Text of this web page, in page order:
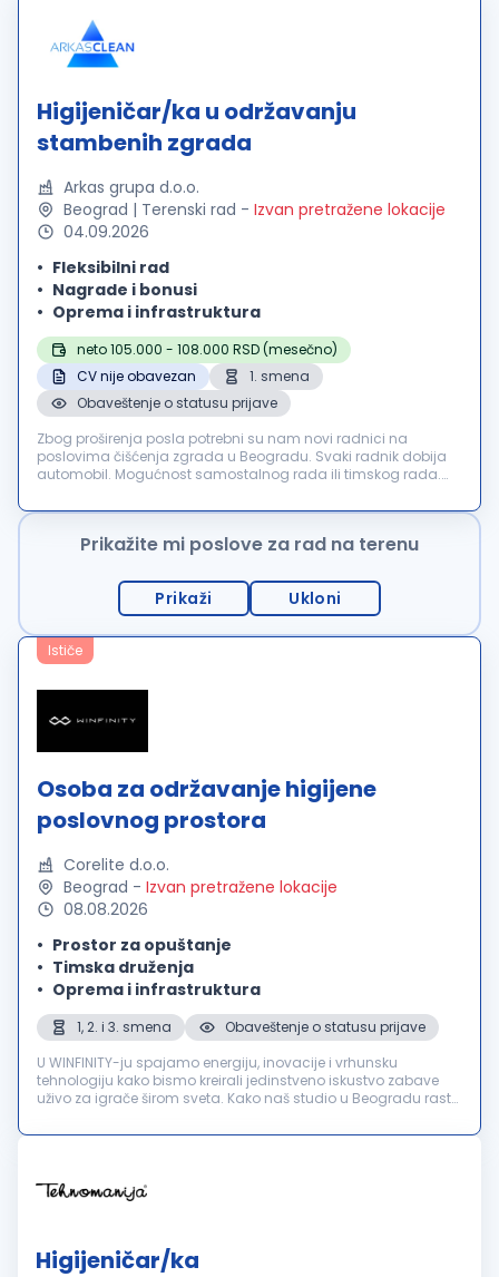
Higijeničar/ka u održavanju
stambenih zgrada
Arkas grupa d.o.o.
Beograd | Terenski rad - Izvan pretražene lokacije
04.09.2026
Fleksibilni rad
Nagrade i bonusi
Oprema i infrastruktura
neto 105.000 - 108.000 RSD (mesečno)
CV nije obavezan
1. smena
Obaveštenje o statusu prijave
Zbog proširenja posla potrebni su nam novi radnici na
poslovima čišćenja zgrada u Beogradu. Svaki radnik dobija
automobil. Mogućnost samostalnog rada ili timskog rada.
kontakta sa klijentima. Rad...
Prikažite mi poslove za rad na terenu
Prikaži Ukloni
Ističe
Osoba za održavanje higijene
poslovnog prostora
Corelite d.o.o.
Beograd - Izvan pretražene lokacije
08.08.2026
Prostor za opuštanje
Timska druženja
Oprema i infrastruktura
1, 2. i 3. smena
Obaveštenje o statusu prijave
U WINFINITY-ju spajamo energiju, inovacije i vrhunsku
tehnologiju kako bismo kreirali jedinstveno iskustvo zabave
uživo za igrače širom sveta. Kako naš studio u Beogradu raste,
važan de...
Higijeničar/ka